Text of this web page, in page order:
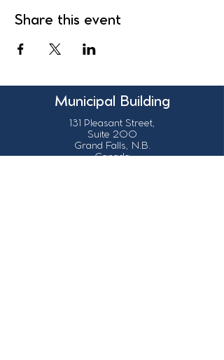
Share this event
Municipal Building
131 Pleasant Street,
Suite 200
Grand Falls, N.B.
Canada